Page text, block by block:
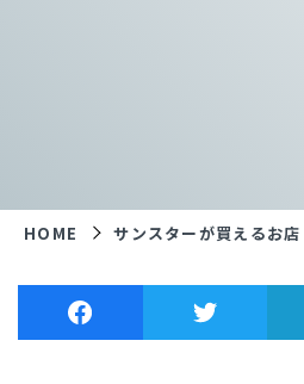
HOME サンスターが買えるお店